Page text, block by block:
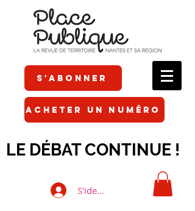
S'ABONNER
ACHETER UN NUMÉRO
LE DÉBAT CONTINUE !
S'identifier